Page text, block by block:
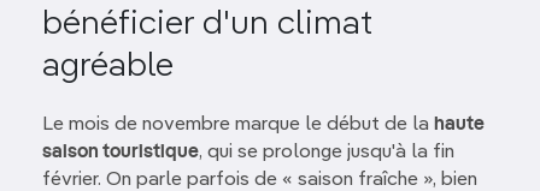
bénéficier d'un climat
agréable
Le mois de novembre marque le début de la haute
saison touristique, qui se prolonge jusqu'à la fin
février. On parle parfois de « saison fraîche », bien